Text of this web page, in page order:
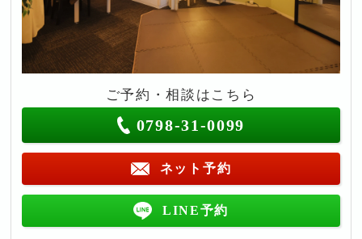
ご予約・相談はこちら
0798-31-0099
ネット予約
LINE予約